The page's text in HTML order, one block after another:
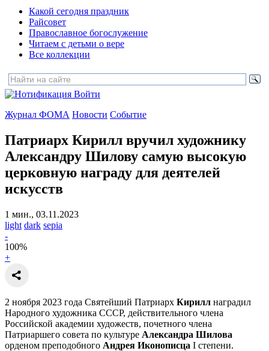
Какой сегодня праздник
Райсовет
Православное богослужение
Читаем с детьми о вере
Все коллекции
Войти
Журнал ФОМА Новости Событие
Патриарх Кирилл вручил художнику
Александру Шилову самую высокую
церковную награду для деятелей
искусств
1 мин., 03.11.2023
light dark sepia
-
100%
+
2 ноября 2023 года Святейший Патриарх Кирилл наградил
Народного художника СССР, действительного члена
Российской академии художеств, почетного члена
Патриаршего совета по культуре Александра Шилова
орденом преподобного Андрея Иконописца I степени.